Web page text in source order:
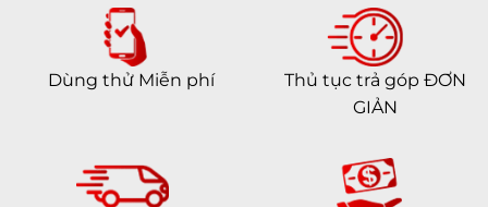
Dùng thử Miễn phí
Thủ tục trả góp ĐƠN
GIẢN